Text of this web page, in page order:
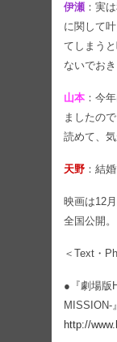
伊瀬 ：実
に関して
てしまう
ないでおき
山本 ：今
ましたの
読めて、
天野 ：結
映画は12
全国公開。
＜Text・
●『劇場版
MISSION‐
http://